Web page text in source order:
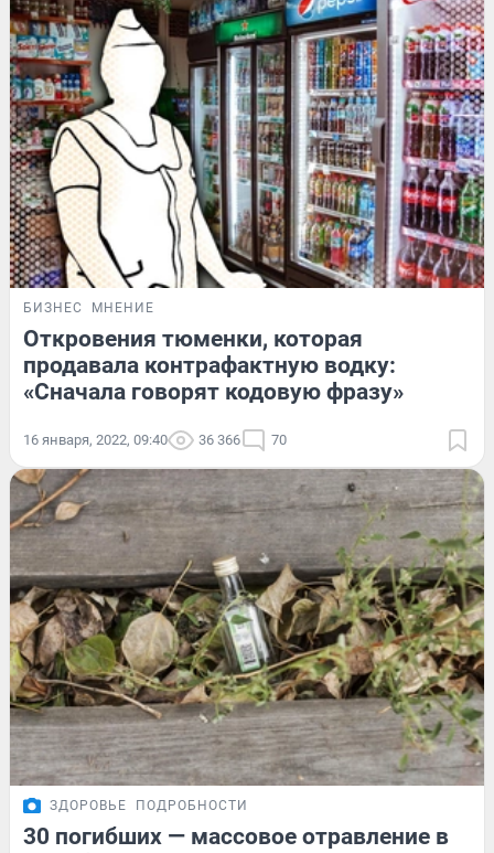
БИЗНЕС МНЕНИЕ
Откровения тюменки, которая
продавала контрафактную водку:
«Сначала говорят кодовую фразу»
16 января, 2022, 09:40 36 366 70
ЗДОРОВЬЕ ПОДРОБНОСТИ
30 погибших — массовое отравление в